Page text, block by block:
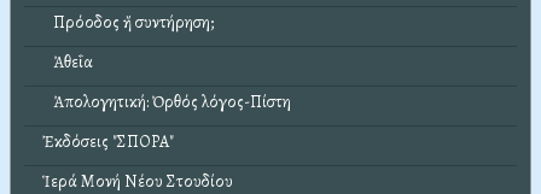
Πρόοδος ἤ συντήρηση;
Ἀθεΐα
Ἀπολογητική: Ὀρθός λόγος-Πίστη
Ἐκδόσεις "ΣΠΟΡΑ"
Ἱερά Μονή Νέου Στουδίου